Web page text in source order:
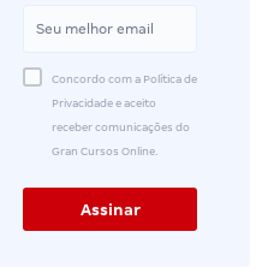
Concordo com a Política de
Privacidade e aceito
receber comunicações do
Gran Cursos Online.